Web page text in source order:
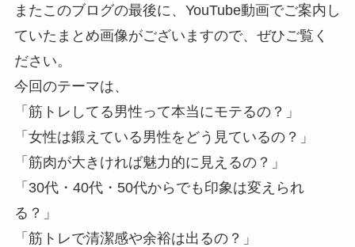
またこのブログの最後に、YouTube動画でご案内し
ていたまとめ画像がございますので、ぜひご覧く
ださい。
今回のテーマは、
「筋トレしてる男性って本当にモテるの？」
「女性は鍛えている男性をどう見ているの？」
「筋肉が大きければ魅力的に見えるの？」
「30代・40代・50代からでも印象は変えられ
る？」
「筋トレで清潔感や余裕は出るの？」